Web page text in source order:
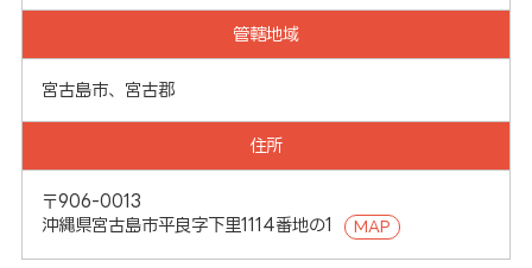
管轄地域
宮古島市、宮古郡
住所
〒906-0013
沖縄県宮古島市平良字下里1114番地の1
MAP